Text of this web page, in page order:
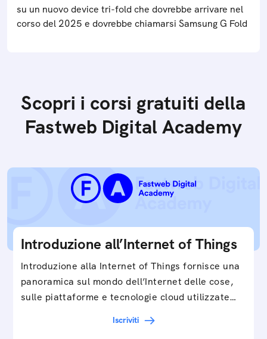
su un nuovo device tri-fold che dovrebbe arrivare nel
corso del 2025 e dovrebbe chiamarsi Samsung G Fold
Scopri i corsi gratuiti della
Fastweb Digital Academy
Introduzione all’Internet of Things
Introduzione alla Internet of Things fornisce una
panoramica sul mondo dell’Internet delle cose,
sulle piattaforme e tecnologie cloud utilizzate
Iscriviti